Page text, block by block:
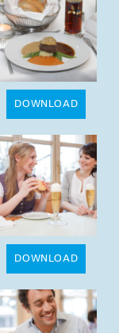
DOWNLOAD
DOWNLOAD